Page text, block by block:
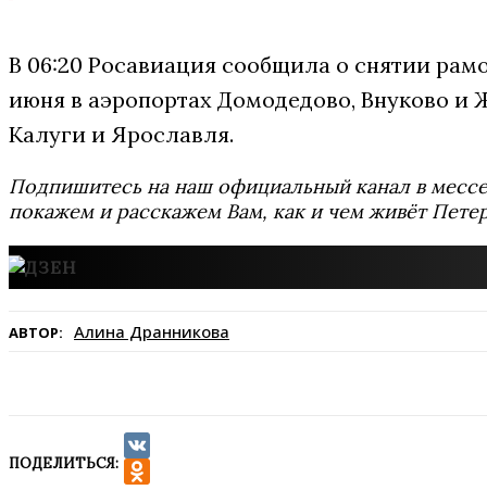
В 06:20 Росавиация сообщила о снятии
июня в аэропортах Домодедово, Внуково и
Калуги и Ярославля.
Подпишитесь на наш официальный канал в
покажем и расскажем Вам, как и чем живёт
АВТОР: Алина Дранникова
ПОДЕЛИТЬСЯ:
VK